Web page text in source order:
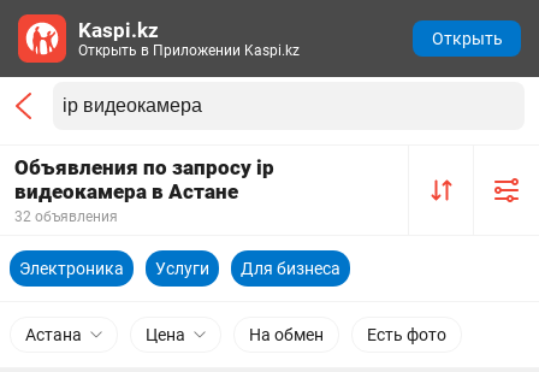
Объявления по запросу ip
видеокамера в Астане
32 объявления
Электроника Услуги Для бизнеса
Астана Цена На обмен Есть фото
Kaspi.kz
Открыть в Приложении Kaspi.kz
Открыть